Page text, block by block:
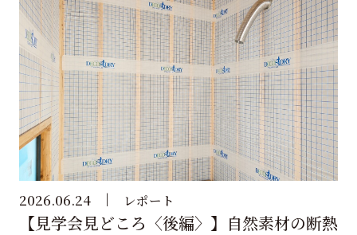
2026.06.24 レポート
【見学会見どころ〈後編〉】自然素材の断熱